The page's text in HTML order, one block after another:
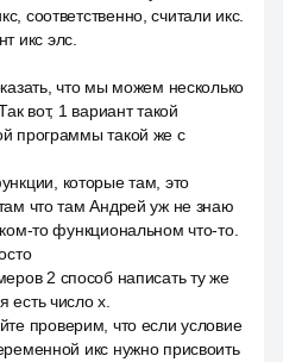
соответственно, считали икс.
икс элс.
что мы можем несколько
вот, 1 вариант такой
программы такой же с
которые там, это
что там Андрей уж не знаю
то функциональном что-то.
2 способ написать ту же
число x.
проверим, что если условие
икс нужно присвоить